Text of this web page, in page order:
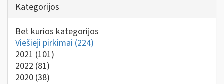
Kategorijos
Bet kurios kategorijos
Viešieji pirkimai (224)
2021 (101)
2022 (81)
2020 (38)